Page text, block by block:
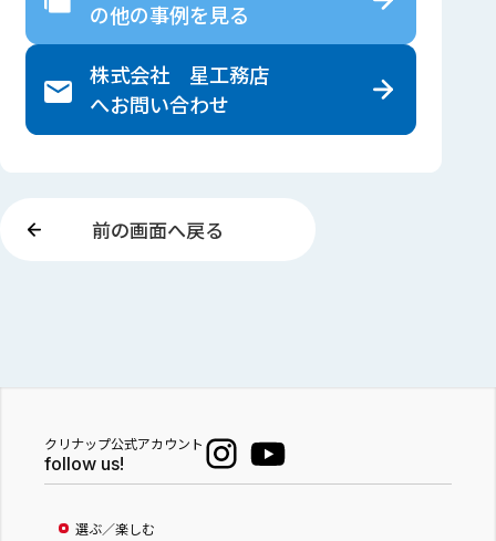
の他の事例を見る
株式会社 星工務店
へお問い合わせ
前の画面へ戻る
クリナップ公式アカウント
follow us!
選ぶ／楽しむ